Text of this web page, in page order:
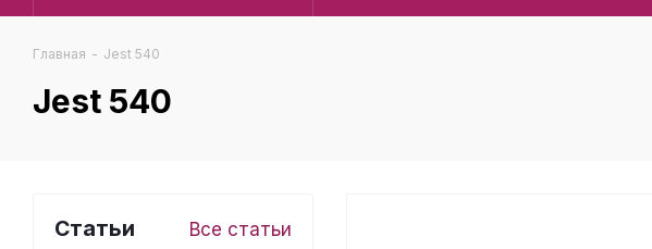
Главная - Jest 540
Jest 540
Статьи Все статьи